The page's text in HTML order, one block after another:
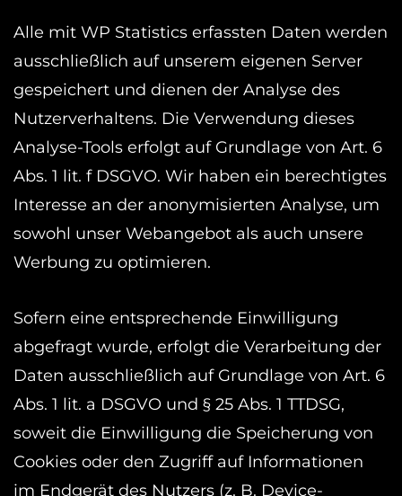
Alle mit WP Statistics erfassten Daten werden
ausschließlich auf unserem eigenen Server
gespeichert und dienen der Analyse des
Nutzerverhaltens. Die Verwendung dieses
Analyse-Tools erfolgt auf Grundlage von Art. 6
Abs. 1 lit. f DSGVO. Wir haben ein berechtigtes
Interesse an der anonymisierten Analyse, um
sowohl unser Webangebot als auch unsere
Werbung zu optimieren.
Sofern eine entsprechende Einwilligung
abgefragt wurde, erfolgt die Verarbeitung der
Daten ausschließlich auf Grundlage von Art. 6
Abs. 1 lit. a DSGVO und § 25 Abs. 1 TTDSG,
soweit die Einwilligung die Speicherung von
Cookies oder den Zugriff auf Informationen
im Endgerät des Nutzers (z. B. Device-